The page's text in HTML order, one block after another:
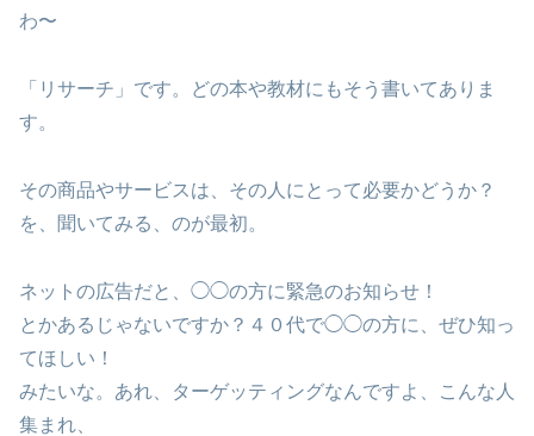
わ〜
「リサーチ」です。どの本や教材にもそう書いてありま
す。
その商品やサービスは、その人にとって必要かどうか？
を、聞いてみる、のが最初。
ネットの広告だと、◯◯の方に緊急のお知らせ！
とかあるじゃないですか？４０代で◯◯の方に、ぜひ知っ
てほしい！
みたいな。あれ、ターゲッティングなんですよ、こんな人
集まれ、